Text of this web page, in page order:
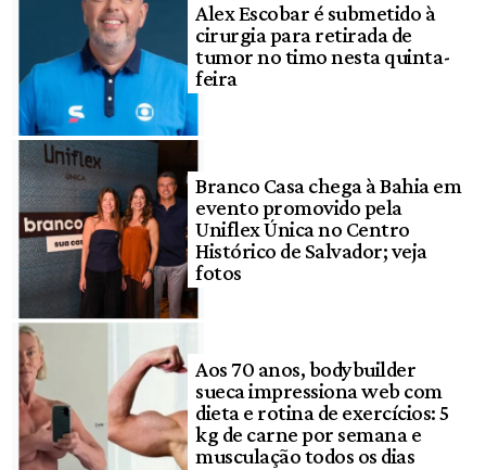
Alex Escobar é submetido à
cirurgia para retirada de
tumor no timo nesta quinta-
feira
Branco Casa chega à Bahia em
evento promovido pela
Uniflex Única no Centro
Histórico de Salvador; veja
fotos
Aos 70 anos, bodybuilder
sueca impressiona web com
dieta e rotina de exercícios: 5
kg de carne por semana e
musculação todos os dias